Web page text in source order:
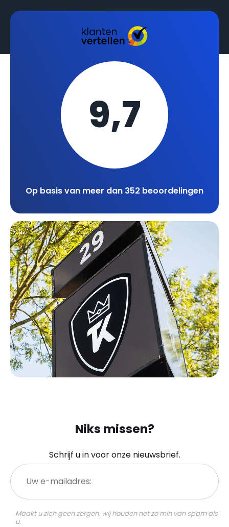
9,7
Op basis van meer dan 352 beoordelingen
Niks missen?
Schrijf u in voor onze nieuwsbrief.
Uw
e-
mailadres:
Maakt u zich geen zorgen, wij houden net zo min van spam als
u.